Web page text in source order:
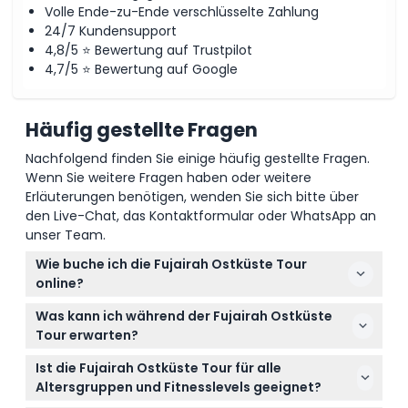
Stornierungsbedingungen
Volle Ende-zu-Ende verschlüsselte Zahlung
24/7 Kundensupport
4,8/5 ⭐ Bewertung auf Trustpilot
4,7/5 ⭐ Bewertung auf Google
Häufig gestellte Fragen
Nachfolgend finden Sie einige häufig gestellte Fragen.
Wenn Sie weitere Fragen haben oder weitere
Erläuterungen benötigen, wenden Sie sich bitte über
den Live-Chat, das Kontaktformular oder WhatsApp an
unser Team.
Wie buche ich die Fujairah Ostküste Tour
online?
Sie können die Fujairah Ostküste Tour ganz einfach
auf dieser Website buchen, indem Sie die genaue
Datum wählen. Der Preis und der Fahrzeugtyp
werden während der Buchung automatisch
Was kann ich während der Fujairah Ostküste
Tour erwarten?
Erwarten Sie eine ganztägige private Tour mit
malerischen Fahrten durch das Hadschar-Gebirge,
Besuchen der Fujairah Festung, des Heritage Dorfes
Ist die Fujairah Ostküste Tour für alle
Altersgruppen und Fitnesslevels geeignet?